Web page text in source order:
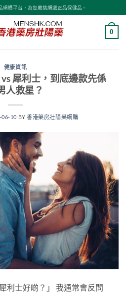
網購平台，為您嚴挑細選正品保健品。
0
健康資訊
犀利士，到底邊款先係
人救星？
06-10 BY香港藥房壯陽藥網購
利士好啲？」 我通常會反問